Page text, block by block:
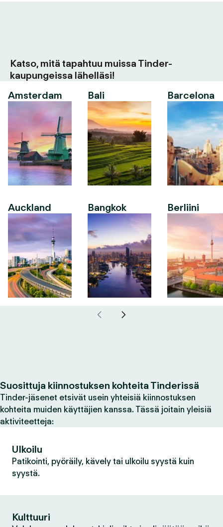
Katso, mitä tapahtuu muissa Tinder-
kaupungeissa lähelläsi!
Amsterdam
Auckland
Bali
Bangkok
Barcelona
Berliini
Suosittuja kiinnostuksen kohteita Tinderissä
Tinder-jäsenet etsivät usein yhteisiä kiinnostuksen
kohteita muiden käyttäjien kanssa. Tässä joitain yleisiä
aktiviteetteja:
Ulkoilu
Patikointi, pyöräily, kävely tai ulkoilu syystä kuin
syystä.
Kulttuuri